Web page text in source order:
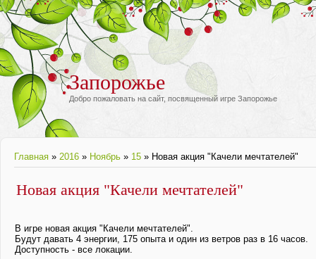
Запорожье
Добро пожаловать на сайт, посвященный игре Запорожье
Главная » 2016 » Ноябрь » 15 » Новая акция "Качели мечтателей"
Новая акция "Качели мечтателей"
В игре новая акция "Качели мечтателей".
Будут давать 4 энергии, 175 опыта и один из ветров раз в 16 часов.
Доступность - все локации.